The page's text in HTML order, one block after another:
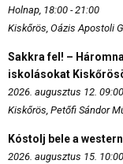
Holnap, 18:00 - 21:00
Kiskőrös, Oázis Apostoli
Sakkra fel! –
iskolásokat
2026. augusztus 12.
Kiskőrös, Petőfi Sándor
Kóstolj bele a
2026. augusztus 15.